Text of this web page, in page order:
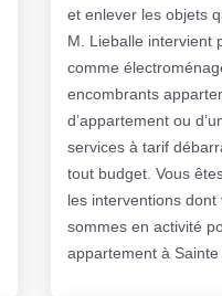
et enlever les objets
M. Lieballe intervient
comme
encombrants
d’appartement ou
services à tarif
tout budget. Vous
les interventions
sommes en activité
appartement à